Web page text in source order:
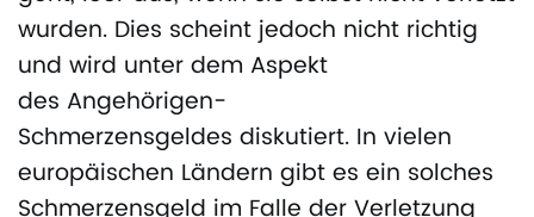
wurden. Dies scheint jedoch nicht richtig
und wird unter dem Aspekt
des Angehörigen-
Schmerzensgeldes diskutiert. In vielen
europäischen Ländern gibt es ein solches
Schmerzensgeld im Falle der Verletzung